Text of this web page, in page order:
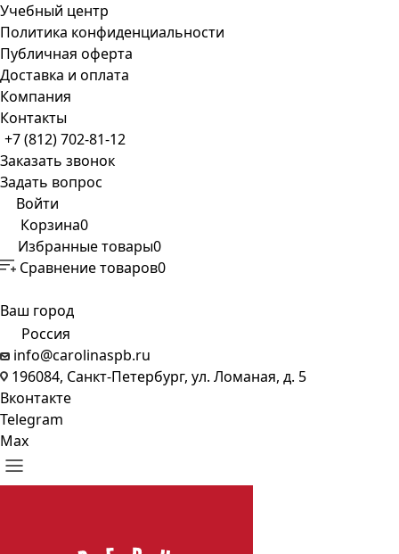
Учебный центр
Политика конфиденциальности
Публичная оферта
Доставка и оплата
Компания
Контакты
+7 (812) 702-81-12
Заказать звонок
Задать вопрос
Войти
Корзина0
Избранные товары0
Сравнение товаров0
Ваш город
Россия
info@carolinaspb.ru
196084, Санкт-Петербург, ул. Ломаная, д. 5
Вконтакте
Telegram
Max